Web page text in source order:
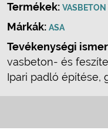
Termékek: VASBETON
Márkák: ASA
Tevékenységi
vasbeton- és
Ipari padló építése,